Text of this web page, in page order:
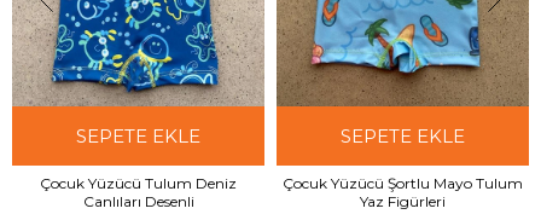
SEPETE EKLE
Çocuk Yüzücü Tulum Deniz
Canlıları Desenli
SEPETE EKLE
Çocuk Yüzücü Şortlu Mayo Tulum
Yaz Figürleri